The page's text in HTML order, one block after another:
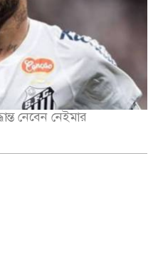
নেবেন নেইমার